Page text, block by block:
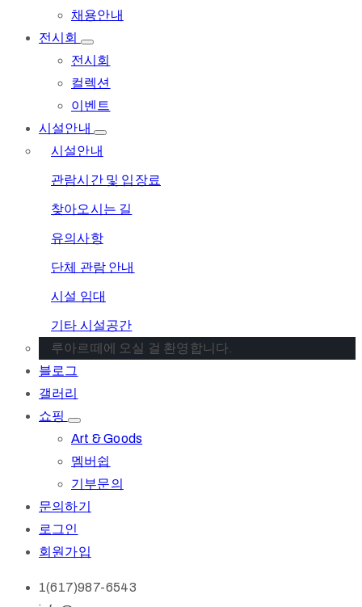
채용안내
전시회
전시회
컬렉션
이벤트
시설안내
시설안내
관람시간 및 입장료
찾아오시는 길
유의사항
단체 관람 안내
시설 임대
기타 시설공간
루아르떼에 오실 걸 환영합니다.
블로그
갤러리
쇼핑
Art & Goods
멤버쉽
기부문의
문의하기
로그인
회원가입
1(617)987-6543